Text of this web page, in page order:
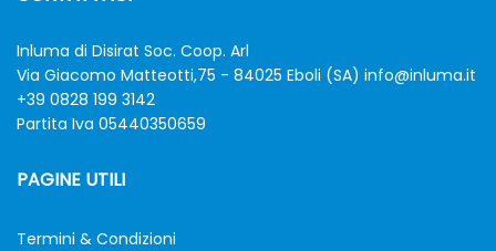
Inluma di Disirat Soc. Coop. Arl
Via Giacomo Matteotti,75 - 84025 Eboli (SA) info@inluma.it
+39 0828 199 3142
Partita Iva 05440350659
PAGINE UTILI
Termini & Condizioni